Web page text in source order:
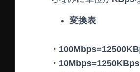
変換表
・
・10Mbps=1250KBps